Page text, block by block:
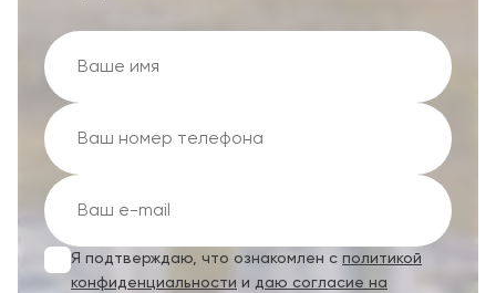
Я подтверждаю, что ознакомлен с политикой
конфиденциальности и даю согласие на